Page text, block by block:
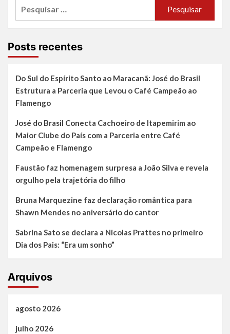
Posts recentes
Do Sul do Espírito Santo ao Maracanã: José do Brasil
Estrutura a Parceria que Levou o Café Campeão ao
Flamengo
José do Brasil Conecta Cachoeiro de Itapemirim ao
Maior Clube do País com a Parceria entre Café
Campeão e Flamengo
Faustão faz homenagem surpresa a João Silva e revela
orgulho pela trajetória do filho
Bruna Marquezine faz declaração romântica para
Shawn Mendes no aniversário do cantor
Sabrina Sato se declara a Nicolas Prattes no primeiro
Dia dos Pais: “Era um sonho”
Arquivos
agosto 2026
julho 2026